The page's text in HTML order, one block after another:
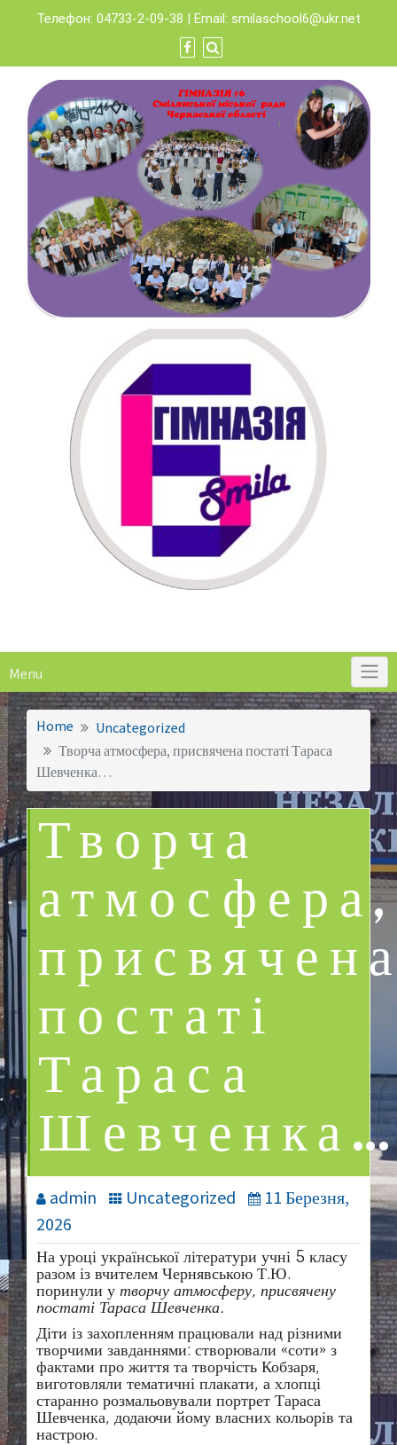
content
Телефон: 04733-2-09-38 | Email: smilaschool6@ukr.net
Menu
Home
Uncategorized
Творча атмосфера, присвячена постаті Тараса
Шевченка…
Творча
атмосфера,
постаті
Тараса
admin Uncategorized
11 Березня,
2026
На уроці української літератури учні 5 класу
разом із вчителем Чернявською Т.Ю.
поринули у творчу атмосферу, присвячену
постаті Тараса Шевченка.
Діти із захопленням працювали над різними
творчими завданнями: створювали «соти» з
фактами про життя та творчість Кобзаря,
виготовляли тематичні плакати, а хлопці
старанно розмальовували портрет Тараса
Шевченка, додаючи йому власних кольорів та
настрою.